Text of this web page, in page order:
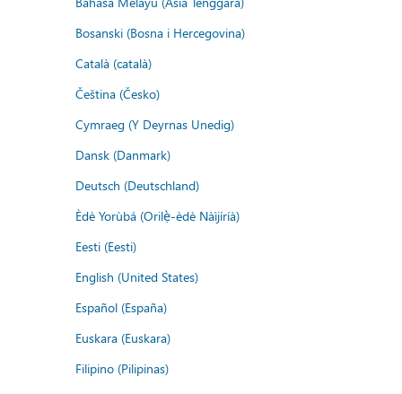
Bosanski (Bosna i Hercegovina)
Català (català)
Čeština (Česko)
Cymraeg (Y Deyrnas Unedig)
Dansk (Danmark)
Deutsch (Deutschland)
Èdè Yorùbá (Orilẹ̀-èdè Nàìjíríà)
Eesti (Eesti)
English (United States)
Español (España)
Euskara (Euskara)
Filipino (Pilipinas)